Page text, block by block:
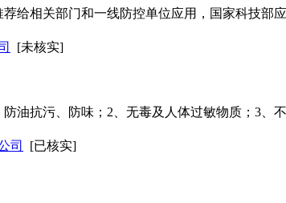
给相关部门和一线防控单位应用，国家科技部
[未核实]
油抗污、防味；2、无毒及人体过敏物质；3、
司
[已核实]